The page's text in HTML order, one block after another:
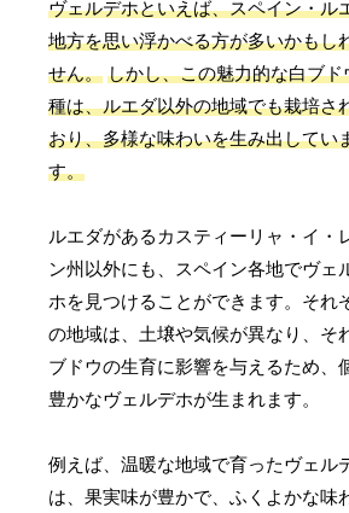
ヴェルデホといえば、スペイン・ル
地方を思い浮かべる方が多いかもし
せん。 しかし、この魅力的な白ブド
種は、ルエダ以外の地域でも栽培さ
おり、多様な味わいを生み出してい
す。
ルエダがあるカスティーリャ・イ・
ン州以外にも、スペイン各地でヴェ
ホを見つけることができます。それ
の地域は、土壌や気候が異なり、そ
ブドウの生育に影響を与えるため、
豊かなヴェルデホが生まれます。
例えば、温暖な地域で育ったヴェル
は、果実味が豊かで、ふくよかな味